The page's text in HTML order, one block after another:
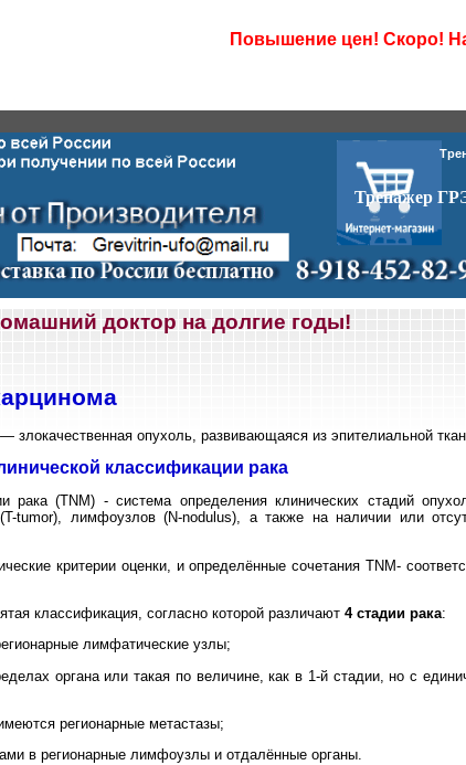
Повышение цен! Скоро!
Тренажер
доктор на долгие годы!
злокачественная опухоль, развивающаяся из эпителиальной
классификации рака
рака (TNM) - система определения клинических стадий
tumor), лимфоузлов (N-nodulus), а также на наличии или
критерии оценки, и определённые сочетания TNM-
классификация, согласно которой различают 4 стадии рака:
лимфатические узлы;
органа или такая по величине, как в 1-й стадии, но с
регионарные метастазы;
в регионарные лимфоузлы и отдалённые органы.